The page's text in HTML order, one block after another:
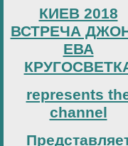
КИЕВ 2018
ВСТРЕЧА
ЕВА
represents
channel